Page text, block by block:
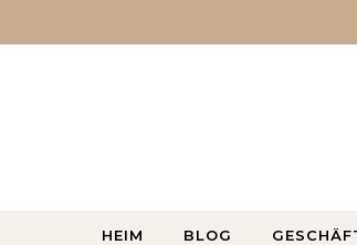
HEIM BLOG